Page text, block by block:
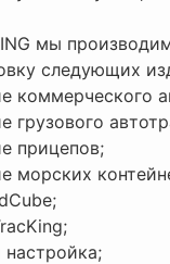
мы
следующих
коммерческого
грузового
прицепов;
морских